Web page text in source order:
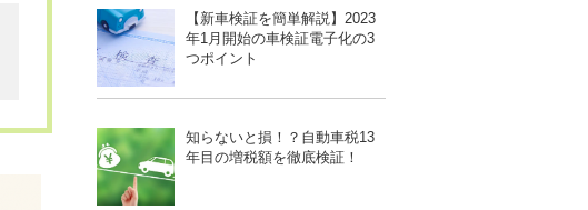
【新車検証を簡単解説】2023
年1月開始の車検証電子化の3
つポイント
知らないと損！？自動車税13
年目の増税額を徹底検証！